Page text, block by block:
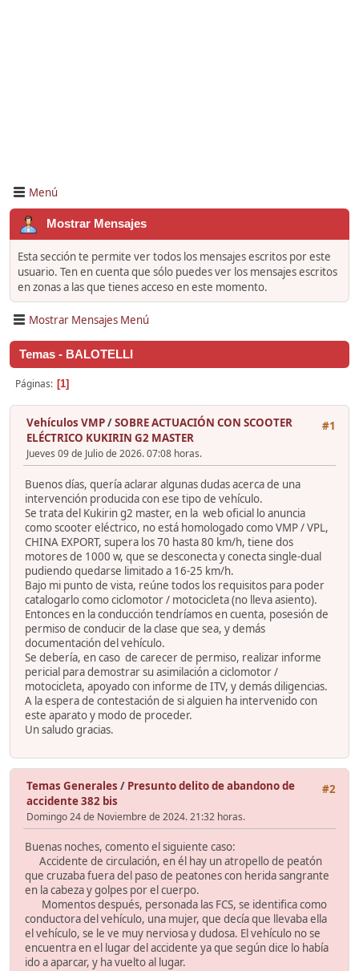
Menú
Mostrar Mensajes
Esta sección te permite ver todos los mensajes escritos por este
usuario. Ten en cuenta que sólo puedes ver los mensajes escritos
en zonas a las que tienes acceso en este momento.
Mostrar Mensajes Menú
Temas - BALOTELLI
Páginas 1
#1
Vehículos VMP/SOBRE ACTUACIÓN CON SCOOTER
ELÉCTRICO KUKIRIN G2 MASTER
Jueves 09 de Julio de 2026. 07:08 horas.
Buenos días, quería aclarar algunas dudas acerca de una
intervención producida con ese tipo de vehículo.
Se trata del Kukirin g2 master, en la web oficial lo anuncia
como scooter eléctrico, no está homologado como VMP / VPL,
CHINA EXPORT, supera los 70 hasta 80 km/h, tiene dos
motores de 1000 w, que se desconecta y conecta single-dual
pudiendo quedarse limitado a 16-25 km/h.
Bajo mi punto de vista, reúne todos los requisitos para poder
catalogarlo como ciclomotor / motocicleta (no lleva asiento).
Entonces en la conducción tendríamos en cuenta, posesión de
permiso de conducir de la clase que sea, y demás
documentación del vehículo.
Se debería, en caso de carecer de permiso, realizar informe
pericial para demostrar su asimilación a ciclomotor /
motocicleta, apoyado con informe de ITV, y demás diligencias.
A la espera de contestación de si alguien ha intervenido con
este aparato y modo de proceder.
Un saludo gracias.
#2
Temas Generales / Presunto delito de abandono de
accidente 382 bis
Domingo 24 de Noviembre de 2024. 21:32 horas.
Buenas noches, comento el siguiente caso:
Accidente de circulación, en él hay un atropello de peatón
que cruzaba fuera del paso de peatones con herida sangrante
en la cabeza y golpes por el cuerpo.
Momentos después, personada las FCS, se identifica como
conductora del vehículo, una mujer, que decía que llevaba ella
el vehículo, se le ve muy nerviosa y dudosa. El vehículo no se
encuentra en el lugar del accidente ya que según dice lo había
ido a aparcar, y ha vuelto al lugar.